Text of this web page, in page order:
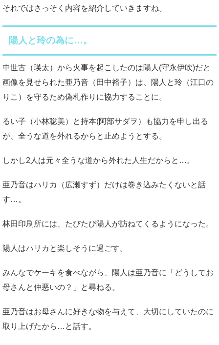
それではさっそく内容を紹介していきますね。
陽人と玲の為に…。
中世古（瑛太）から火事を起こしたのは陽人(守永伊吹)だと
画像を見せられた亜乃音（田中裕子）は、陽人と玲（江口の
りこ）を守るため偽札作りに協力することに。
るい子（小林聡美）と持本(阿部サダヲ）も協力を申し出る
が、全うな道を外れるからと止めようとする。
しかし2人は元々全うな道から外れた人生だからと…。
亜乃音はハリカ（広瀬すず）だけは巻き込みたくないと話
す…。
林田印刷所には、たびたび陽人が訪ねてくるようになった。
陽人はハリカと楽しそうに過ごす。
みんなでケーキを食べながら、陽人は亜乃音に「どうしてお
母さんと仲悪いの？」と尋ねる。
亜乃音はお母さんに好きな物を与えて、大切にしていたのに
取り上げたから…と話す。